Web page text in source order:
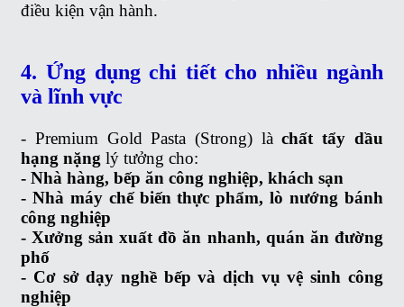
điều kiện vận hành.
4. Ứng dụng chi tiết cho nhiều ngành
và lĩnh vực
- Premium Gold Pasta (Strong) làchất tẩy dầu
hạng nặng lý tưởng cho:
- Nhà hàng, bếp ăn công nghiệp, khách sạn
- Nhà máy chế biến thực phẩm, lò nướng bánh
công nghiệp
- Xưởng sản xuất đồ ăn nhanh, quán ăn đường
phố
- Cơ sở dạy nghề bếp và dịch vụ vệ sinh công
nghiệp